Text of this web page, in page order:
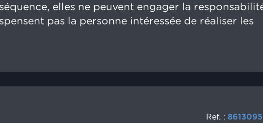
elles ne peuvent engager la
pas la personne intéressée de réaliser les
Ref. :